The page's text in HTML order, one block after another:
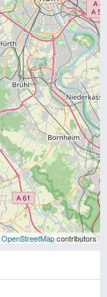
OpenStreetMapcontributors